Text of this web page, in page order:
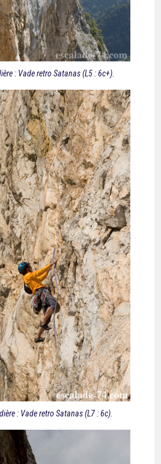
: Vade retro Satanas (L5 : 6c+).
: Vade retro Satanas (L7 : 6c).